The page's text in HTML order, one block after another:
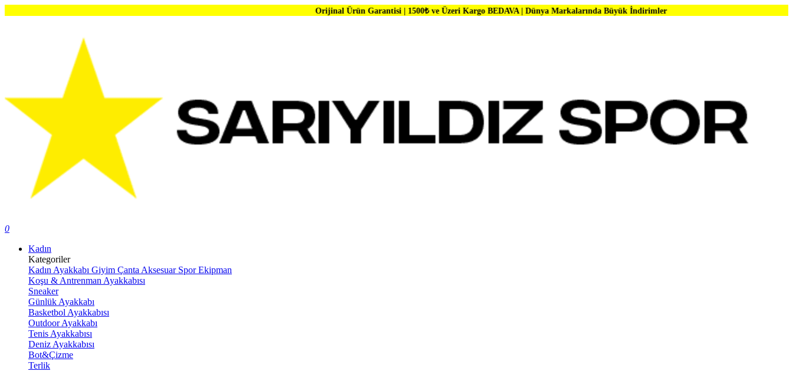
Orijinal Ürün Garantisi | 1500₺ ve Üzeri Kargo BEDAVA | Dünya Markalarında Büyük İndirimler
0
Kadın
Kategoriler
Kadın Ayakkabı Giyim Çanta Aksesuar Spor Ekipman
Koşu & Antrenman Ayakkabısı
Sneaker
Günlük Ayakkabı
Basketbol Ayakkabısı
Outdoor Ayakkabı
Tenis Ayakkabısı
Deniz Ayakkabısı
Bot&Çizme
Terlik